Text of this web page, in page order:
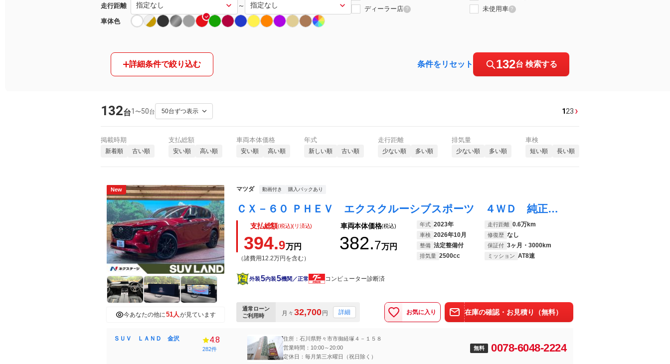
走行距離 ～
車体色
ディーラー店 ? 未使用車 ?
詳細条件で絞り込む 条件をリセット 132台 検索する
132台1 〜50台 123 ›
掲載時期
新着順 古い順
支払総額
安い順 高い順
車両本体価格
安い順 高い順
年式
新しい順 古い順
走行距離
少ない順 多い順
排気量
少ない順 多い順
車検
短い順 長い順
New
今あなたの他に51人が見ています
マツダ 動画付き 購入パックあり
ＣＸ－６０ ＰＨＥＶ エクスクルーシブスポーツ ４ＷＤ 純正１２．３型マツダコネト 全周囲カメラ ＢＯＳＥサウンド ＳＢＳ ＨＵＤ ブラインドスポットモニター レーダークルーズ 電動リアゲート レザーシート 全席シートヒーター 前席シートエアコン
支払総額(税込)(リ済込)
394.9万円
（諸費用12.2万円を含む）
車両本体価格(税込)
382.7万円
年式 2023年 走行距離 0.6万km
車検 2026年10月 修復歴 なし
整備 法定整備付 保証付 3ヶ月・3000km
排気量 2500cc ミッション AT8速
外装5内装5機関／正常 コンピューター診断済
通常ローン
ご利用時
月々 32,700円 詳細 お気に入り 在庫の確認・お見積り（無料）
ＳＵＶ ＬＡＮＤ 金沢 4.8
282件
住所：石川県野々市市御経塚４－１５８
営業時間：10:00～20:00
定休日：毎月第三水曜日（祝日除く）
無料 0078-6048-2224